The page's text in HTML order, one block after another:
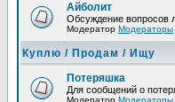
Айболит
Обсуждение вопросов
Модератор Модераторы
Куплю / Продам / Ищу
Потеряшка
Для сообщений о
Модератор Модераторы